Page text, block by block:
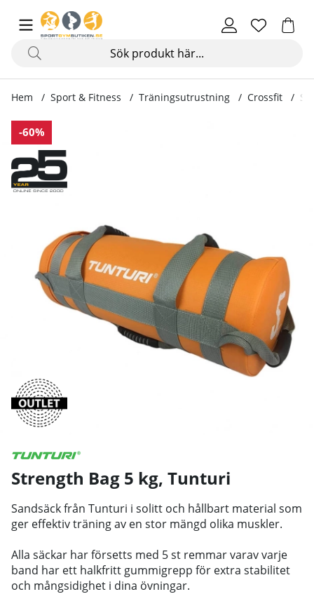
Hem Sport & Fitness Träningsutrustning Crossfit
-60%
Produktbilder Strength Bag
Strength Bag 5 kg, Tunturi
Sandsäck från Tunturi i solitt och hållbart material som
ger effektiv träning av en stor mängd olika muskler.
Alla säckar har försetts med 5 st remmar varav varje
band har ett halkfritt gummigrepp för extra stabilitet
och mångsidighet i dina övningar.